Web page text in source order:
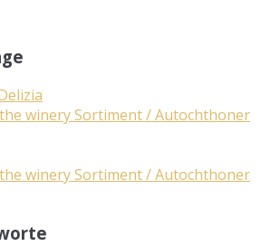
winery Sortiment / Autochthoner
winery Sortiment / Autochthoner